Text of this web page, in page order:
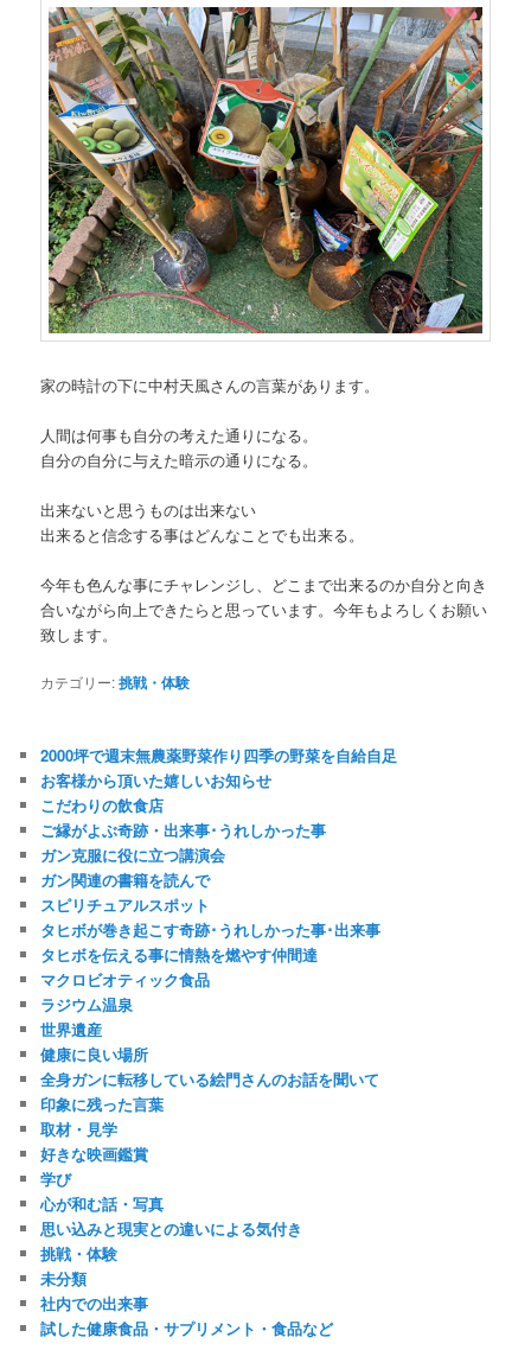
家の時計の下に中村天風さんの言葉があります。
人間は何事も自分の考えた通りになる。
自分の自分に与えた暗示の通りになる。
出来ないと思うものは出来ない
出来ると信念する事はどんなことでも出来る。
今年も色んな事にチャレンジし、どこまで出来るのか自分と向き
合いながら向上できたらと思っています。今年もよろしくお願い
致します。
カテゴリー:挑戦・体験
2000坪で週末無農薬野菜作り四季の野菜を自給自足
お客様から頂いた嬉しいお知らせ
こだわりの飲食店
ご縁がよぶ奇跡・出来事･うれしかった事
ガン克服に役に立つ講演会
ガン関連の書籍を読んで
スピリチュアルスポット
タヒボが巻き起こす奇跡･うれしかった事･出来事
タヒボを伝える事に情熱を燃やす仲間達
マクロビオティック食品
ラジウム温泉
世界遺産
健康に良い場所
全身ガンに転移している絵門さんのお話を聞いて
印象に残った言葉
取材・見学
好きな映画鑑賞
学び
心が和む話・写真
思い込みと現実との違いによる気付き
挑戦・体験
未分類
社内での出来事
試した健康食品・サプリメント・食品など